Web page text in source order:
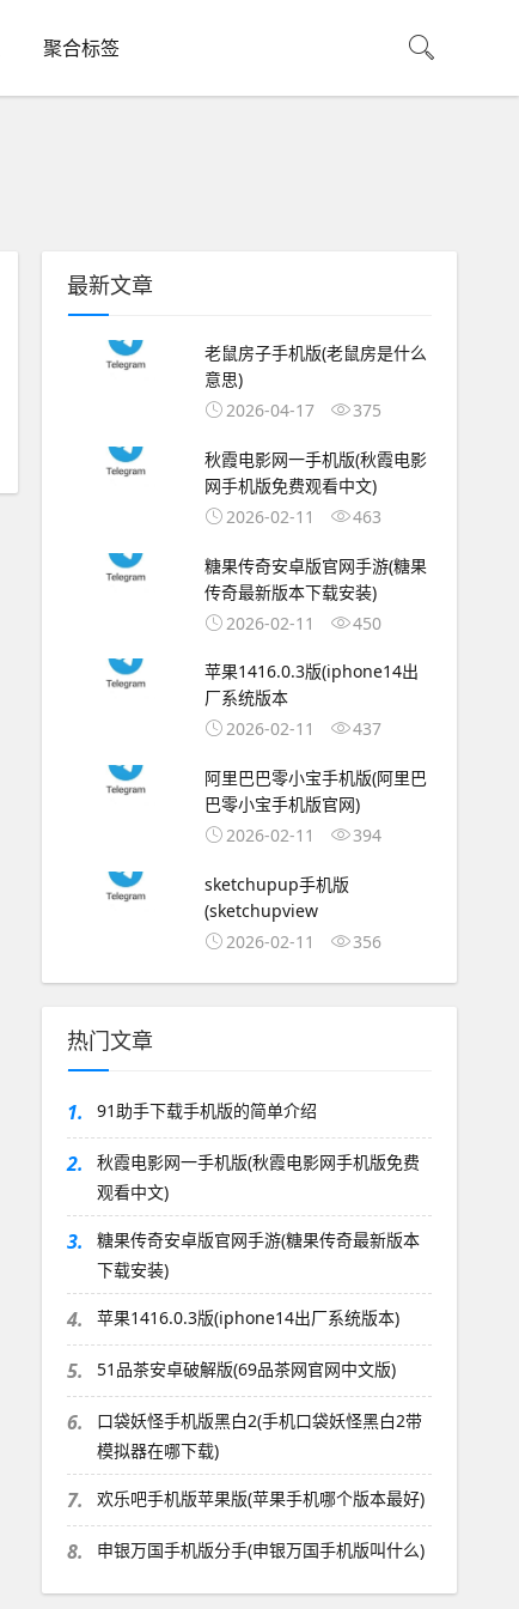
聚合标签
最新文章
老鼠房子手机版(老鼠房是什么
意思)
2026-04-17
375
秋霞电影网一手机版(秋霞电影
网手机版免费观看中文)
2026-02-11
463
糖果传奇安卓版官网手游(糖果
传奇最新版本下载安装)
2026-02-11
450
苹果1416.0.3版(iphone14出
厂系统版本
2026-02-11
437
阿里巴巴零小宝手机版(阿里巴
巴零小宝手机版官网)
2026-02-11
394
sketchupup手机版
(sketchupview
2026-02-11
356
热门文章
1. 91助手下载手机版的简单介绍
2.
秋霞电影网一手机版(秋霞电影网手机版免费
观看中文)
3.
糖果传奇安卓版官网手游(糖果传奇最新版本
下载安装)
4. 苹果1416.0.3版(iphone14出厂系统版本)
5. 51品茶安卓破解版(69品茶网官网中文版)
6.
口袋妖怪手机版黑白2(手机口袋妖怪黑白2带
模拟器在哪下载)
7. 欢乐吧手机版苹果版(苹果手机哪个版本最好)
8. 申银万国手机版分手(申银万国手机版叫什么)